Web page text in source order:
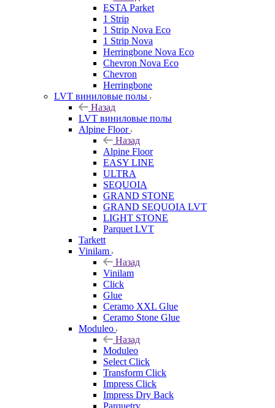
ESTA Parket
1 Strip
1 Strip Nova Eco
1 Strip Nova
Herringbone Nova Eco
Chevron Nova Eco
Chevron
Herringbone
LVT виниловые полы
Назад
LVT виниловые полы
Alpine Floor
Назад
Alpine Floor
EASY LINE
ULTRA
SEQUOIA
GRAND STONE
GRAND SEQUOIA LVT
LIGHT STONE
Parquet LVT
Tarkett
Vinilam
Назад
Vinilam
Click
Glue
Ceramo XXL Glue
Ceramo Stone Glue
Moduleo
Назад
Moduleo
Select Click
Transform Click
Impress Click
Impress Dry Back
Parquetry